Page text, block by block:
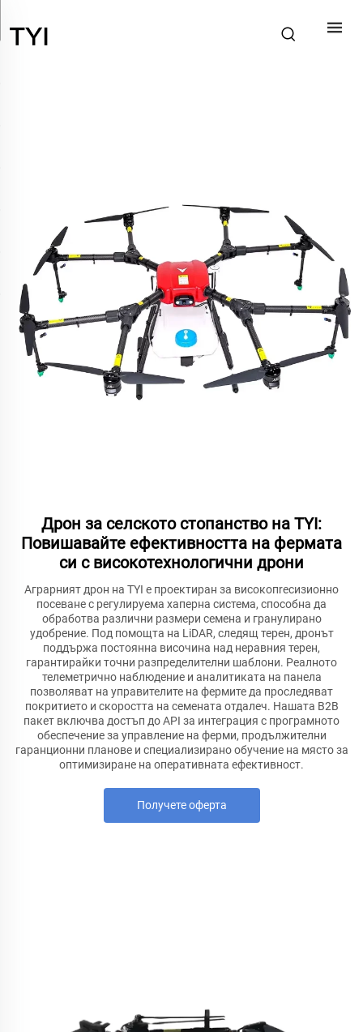
Дрон за селското стопанство на TYI:
Повишавайте ефективността на фермата
си с високотехнологични дрони
Аграрният дрон на TYI е проектиран за високопrecизионно
посеване с регулируема хаперна система, способна да
обработва различни размери семена и гранулирано
удобрение. Под помощта на LiDAR, следящ терен, дронът
поддържа постоянна височина над неравния терен,
гарантирайки точни разпределителни шаблони. Реалното
телеметрично наблюдение и аналитиката на панела
позволяват на управителите на фермите да проследяват
покритието и скоростта на семената отдалеч. Нашата B2B
пакет включва достъп до API за интеграция с програмното
обеспечение за управление на ферми, продължителни
гаранционни планове и специализирано обучение на място за
оптимизиране на оперативната ефективност.
Получете оферта